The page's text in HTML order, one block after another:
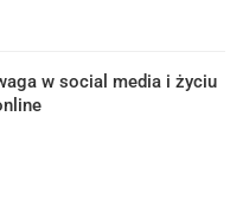
w social media i życiu